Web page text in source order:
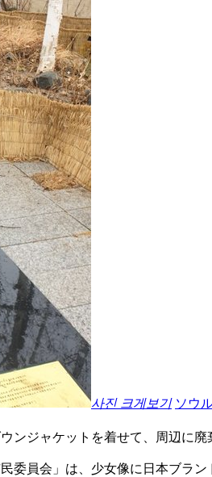
사진 크게보기 ソウ
ジャケットを着せて、周辺に
委員会」は、少女像に日本ブラ